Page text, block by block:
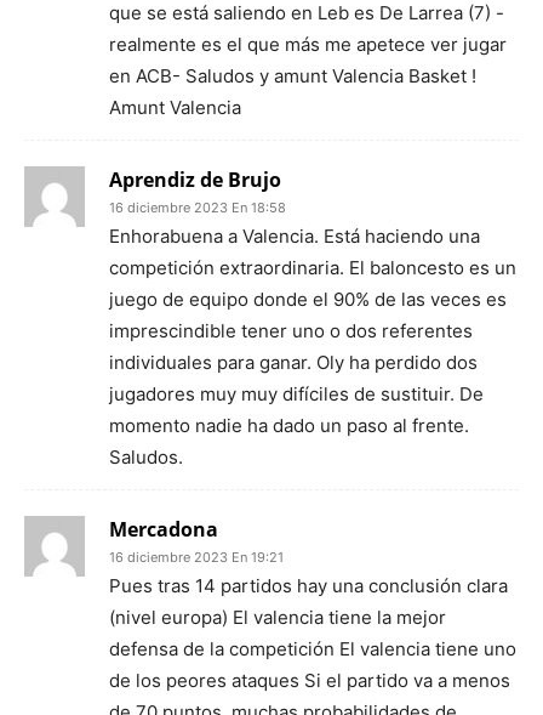
que se está saliendo en Leb es De Larrea (7) -
realmente es el que más me apetece ver jugar
en ACB- Saludos y amunt Valencia Basket !
Amunt Valencia
Aprendiz de Brujo
16 diciembre 2023 En 18:58
Enhorabuena a Valencia. Está haciendo una
competición extraordinaria. El baloncesto es un
juego de equipo donde el 90% de las veces es
imprescindible tener uno o dos referentes
individuales para ganar. Oly ha perdido dos
jugadores muy muy difíciles de sustituir. De
momento nadie ha dado un paso al frente.
Saludos.
Mercadona
16 diciembre 2023 En 19:21
Pues tras 14 partidos hay una conclusión clara
(nivel europa) El valencia tiene la mejor
defensa de la competición El valencia tiene uno
de los peores ataques Si el partido va a menos